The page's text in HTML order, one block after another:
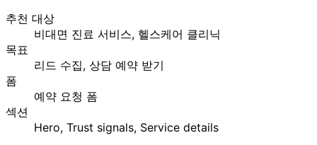
추천 대상
비대면 진료 서비스, 헬스케어 클리닉
목표
리드 수집, 상담 예약 받기
폼
예약 요청 폼
섹션
Hero, Trust signals, Service details